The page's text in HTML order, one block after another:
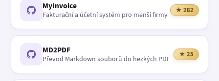
MyInvoice
Fakturační a účetní systém pro menší firmy
★ 282
MD2PDF
Převod Markdown souborů do hezkých PDF
★ 25